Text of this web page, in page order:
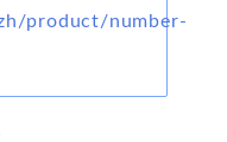
product/number-